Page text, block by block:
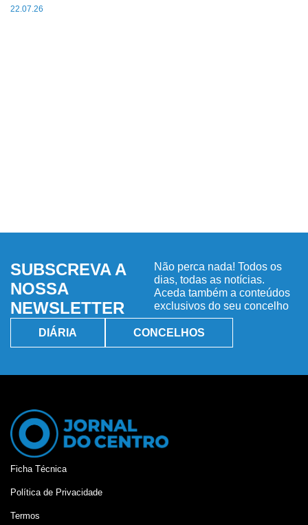
22.07.26
SUBSCREVA A
NOSSA
NEWSLETTER
Não perca nada! Todos os
dias, todas as notícias.
Aceda também a conteúdos
exclusivos do seu concelho
DIÁRIA CONCELHOS
Ficha Técnica
Política de Privacidade
Termos